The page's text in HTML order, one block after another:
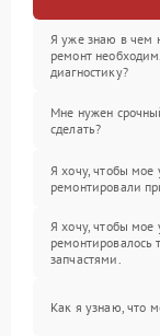
Я уже знаю в чем
ремонт
диагностику?
Мне нужен
сделать?
Я хочу, чтобы мое
ремонтировали
Я хочу, чтобы мое
ремонтировалось
запчастями.
Как я узнаю, что